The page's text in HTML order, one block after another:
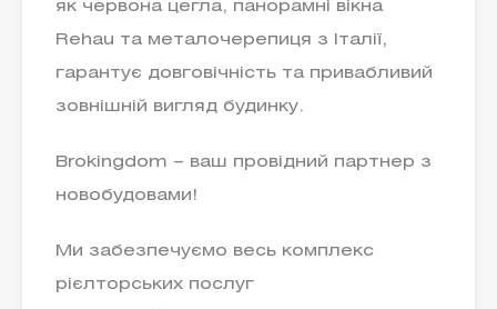
як червона цегла, панорамні вікна
Rehau та металочерепиця з Італії,
гарантує довговічність та привабливий
зовнішній вигляд будинку.
Brokingdom – ваш провідний партнер з
новобудовами!
Ми забезпечуємо весь комплекс
рієлторських послуг